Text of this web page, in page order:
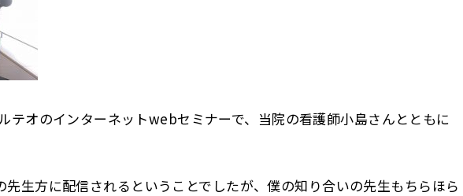
テオのインターネットwebセミナーで、当院の看護師小島さんとともに
生方に配信されるということでしたが、僕の知り合いの先生もちらほら